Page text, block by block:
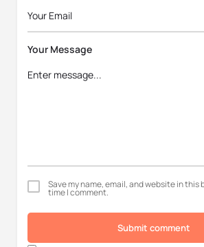
Your Message
Save my name, email, and website in this
time I comment.
Submit comment